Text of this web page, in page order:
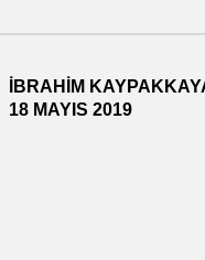
İBRAHİM
18 MAYIS 2019